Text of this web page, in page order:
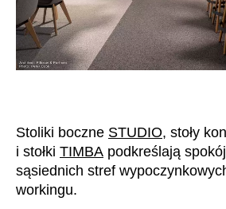
Stoliki boczne STUDIO, stoły
i stołki TIMBA podkreślają
sąsiednich stref
workingu.